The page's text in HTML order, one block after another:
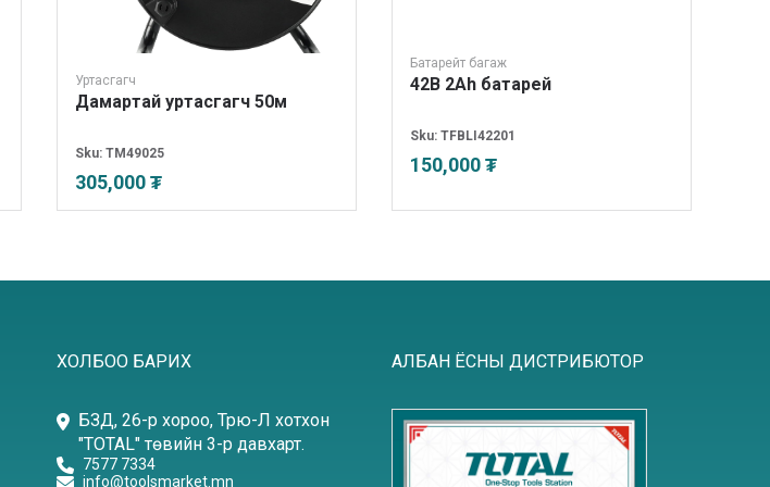
Уртасгагч
Дамартай уртасгагч 50м
Sku: TM49025
305,000 ₮
Батарейт багаж
42В 2Ah батарей
Sku: TFBLI42201
150,000 ₮
ХОЛБОО БАРИХ
БЗД, 26-р хороо, Трю-Л хотхон
"TOTAL" төвийн 3-р давхарт.
7577 7334
info@toolsmarket.mn
АЛБАН ЁСНЫ ДИСТРИБЮТОР